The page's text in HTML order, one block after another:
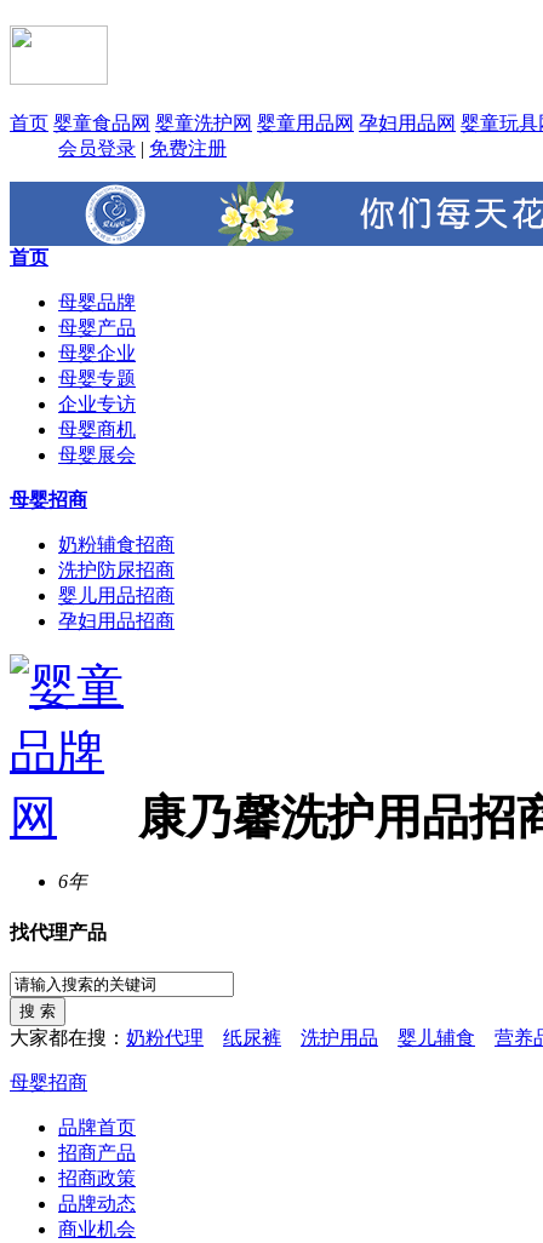
首页 婴童食品网 婴童洗护网 婴童用品网 孕妇用品网 婴童玩具
会员登录 | 免费注册
首页
母婴品牌
母婴产品
母婴企业
母婴专题
企业专访
母婴商机
母婴展会
母婴招商
奶粉辅食招商
洗护防尿招商
婴儿用品招商
孕妇用品招商
康乃馨洗护用品招
6年
找代理产品
大家都在搜： 奶粉代理 纸尿裤 洗护用品 婴儿辅食 营养
母婴招商
品牌首页
招商产品
招商政策
品牌动态
商业机会